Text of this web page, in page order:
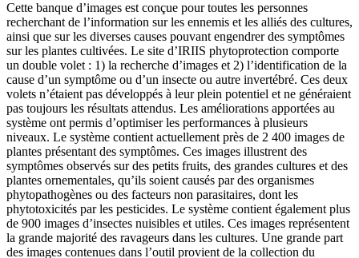
Cette banque d’images est conçue pour toutes les personnes
recherchant de l’information sur les ennemis et les alliés des cultures,
ainsi que sur les diverses causes pouvant engendrer des symptômes
sur les plantes cultivées. Le site d’IRIIS phytoprotection comporte
un double volet : 1) la recherche d’images et 2) l’identification de la
cause d’un symptôme ou d’un insecte ou autre invertébré. Ces deux
volets n’étaient pas développés à leur plein potentiel et ne généraient
pas toujours les résultats attendus. Les améliorations apportées au
système ont permis d’optimiser les performances à plusieurs
niveaux. Le système contient actuellement près de 2 400 images de
plantes présentant des symptômes. Ces images illustrent des
symptômes observés sur des petits fruits, des grandes cultures et des
plantes ornementales, qu’ils soient causés par des organismes
phytopathogènes ou des facteurs non parasitaires, dont les
phytotoxicités par les pesticides. Le système contient également plus
de 900 images d’insectes nuisibles et utiles. Ces images représentent
la grande majorité des ravageurs dans les cultures. Une grande part
des images contenues dans l’outil provient de la collection du